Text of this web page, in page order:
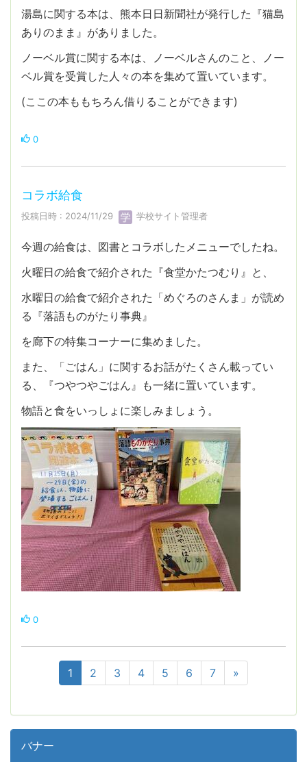
湯島に関する本は、熊本日日新聞社が発行した『猫島
ありのまま』がありました。
ノーベル賞に関する本は、ノーベルさんのこと、ノー
ベル賞を受賞した人々の本を集めて置いています。
(ここの本ももちろん借りることができます)
0
コラボ給食
投稿日時 : 2024/11/29 学校サイト管理者
今週の給食は、図書とコラボしたメニューでしたね。
火曜日の給食で紹介された『食堂かたつむり』と、
水曜日の給食で紹介された「めぐろのさんま」が読め
る『落語ものがたり事典』
を廊下の特集コーナーに集めました。
また、「ごはん」に関するお話がたくさん載ってい
る、『つやつやごはん』も一緒に置いています。
物語と食をいっしょに楽しみましょう。
0
1 2 3 4 5 6 7 »
バナー